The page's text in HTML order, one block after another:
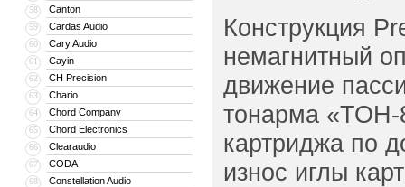
58 Canton
59 Cardas Audio
60 Cary Audio
61 Cayin
62 CH Precision
63 Chario
64 Chord Company
65 Chord Electronics
66 Clearaudio
67 CODA
68 Constellation Audio
Конструкция
немагнитный
движение
тонарма «ТОН-
картриджа по
износ иглы